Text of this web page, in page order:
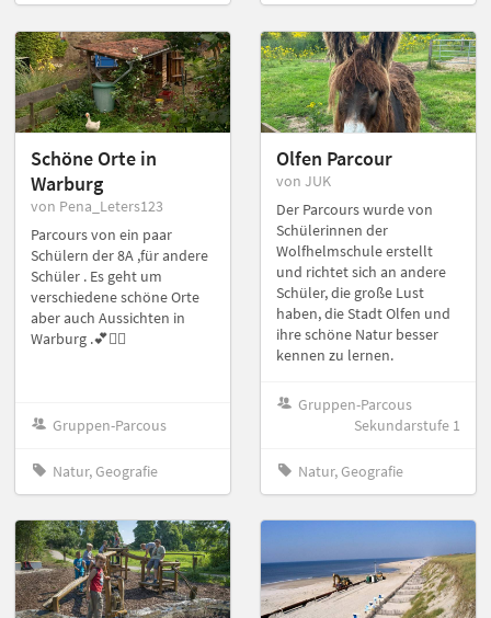
Schöne Orte in
Warburg
von Pena_Leters123
Parcours von ein paar
Schülern der 8A ,für andere
Schüler . Es geht um
verschiedene schöne Orte
aber auch Aussichten in
Warburg .💕✌🏻
Gruppen-Parcous
Natur, Geografie
Olfen Parcour
von JUK
Der Parcours wurde von
Schülerinnen der
Wolfhelmschule erstellt
und richtet sich an andere
Schüler, die große Lust
haben, die Stadt Olfen und
ihre schöne Natur besser
kennen zu lernen.
Gruppen-Parcous
Sekundarstufe 1
Natur, Geografie